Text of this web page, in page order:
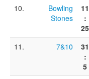
10.
Bowling
Stones
11
:
25
11. 7&10
31
:
5